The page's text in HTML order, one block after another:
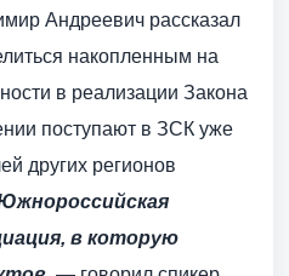
Андрее­вич рассказал
накопленным на
в реализации Закона
поступают в ЗСК уже
других регионов
в которую